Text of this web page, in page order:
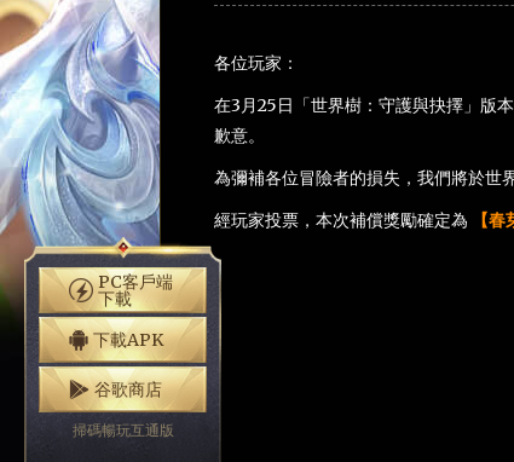
PC客戶端
下載
下載APK
谷歌商店
掃碼暢玩互通版
各位玩家：
在3月25日「世界樹：守護與抉擇」版
歉意。
為彌補各位冒險者的損失，我們將於世
經玩家投票，本次補償獎勵確定為
【